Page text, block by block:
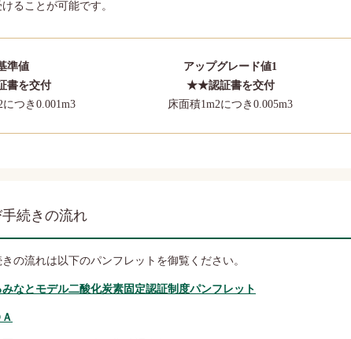
ることが可能です。
準値
書を交付
につき0.001m3
アップグレード値1
★★認証書を交付
床面積1m2につき0.005m3
続きの流れ
の流れは以下のパンフレットを御覧ください。
なとモデル二酸化炭素固定認証制度パンフレット